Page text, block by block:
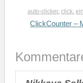
auto-clicker, click,
ClickCounter –